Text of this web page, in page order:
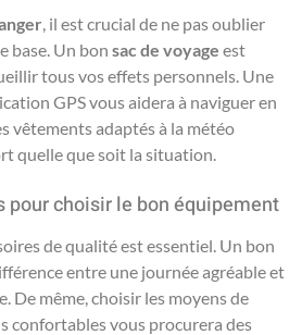
, il est crucial de ne pas oublier
base. Un bon sac de voyage est
tous vos effets personnels. Une
GPS vous aidera à naviguer en
vêtements adaptés à la météo
quelle que soit la situation.
pour choisir le bon équipement
de qualité est essentiel. Un bon
entre une journée agréable et
De même, choisir les moyens de
confortables vous procurera des